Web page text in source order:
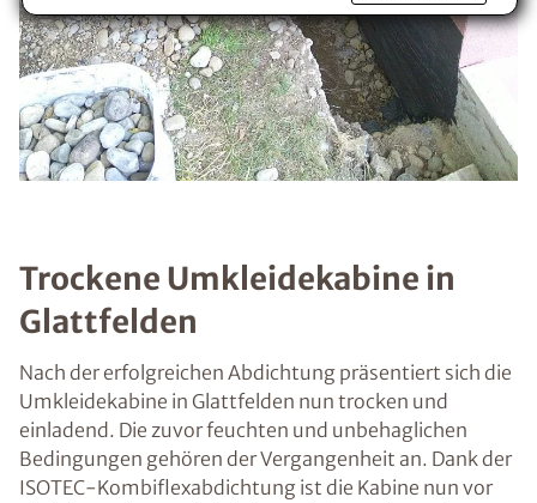
Trockene Umkleidekabine in
Glattfelden
Nach der erfolgreichen Abdichtung präsentiert sich die
Umkleidekabine in Glattfelden nun trocken und
einladend. Die zuvor feuchten und unbehaglichen
Bedingungen gehören der Vergangenheit an. Dank der
ISOTEC-Kombiflexabdichtung ist die Kabine nun vor